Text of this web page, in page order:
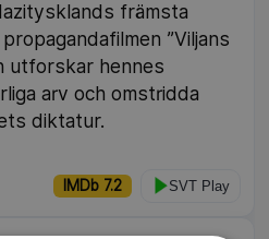
främsta
”Viljans
utforskar hennes
arv och omstridda
diktatur.
IMDb 7.2 SVT Play